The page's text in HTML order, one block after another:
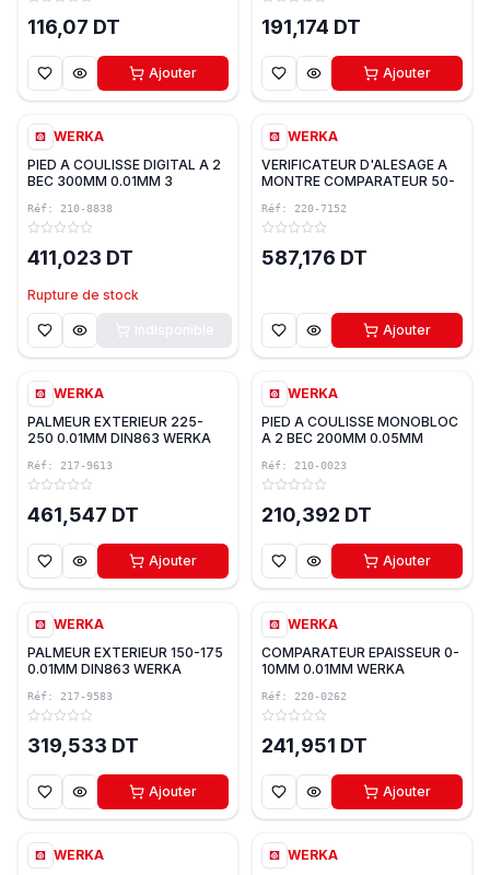
116,07 DT
Ajouter
191,174 DT
Ajouter
WERKA
PIED A COULISSE DIGITAL A 2
BEC 300MM 0.01MM 3
Réf: 210-8838
411,023 DT
Rupture de stock
WERKA
VERIFICATEUR D'ALESAGE A
MONTRE COMPARATEUR 50-
Réf: 220-7152
587,176 DT
Ajouter
WERKA
PALMEUR EXTERIEUR 225-
250 0.01MM DIN863 WERKA
Réf: 217-9613
461,547 DT
Ajouter
WERKA
PIED A COULISSE MONOBLOC
A 2 BEC 200MM 0.05MM
Réf: 210-0023
210,392 DT
Ajouter
WERKA
PALMEUR EXTERIEUR 150-175
0.01MM DIN863 WERKA
Réf: 217-9583
319,533 DT
Ajouter
WERKA
COMPARATEUR EPAISSEUR 0-
10MM 0.01MM WERKA
Réf: 220-0262
241,951 DT
Ajouter
WERKA
WERKA